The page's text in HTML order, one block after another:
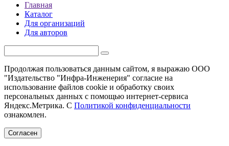
Главная
Каталог
Для организаций
Для авторов
Продолжая пользоваться данным сайтом, я выражаю ООО
"Издательство "Инфра-Инженерия" согласие на
использование файлов cookie и обработку своих
персональных данных с помощью интернет-сервиса
Яндекс.Метрика. С Политикой конфиденциальности
ознакомлен.
Согласен